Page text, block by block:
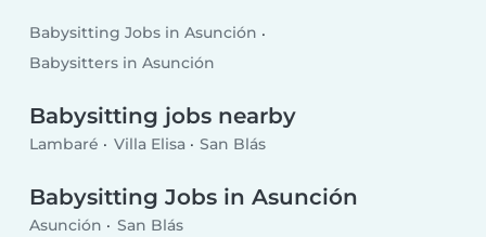
Babysitting Jobs in Asunción
Babysitters in Asunción
Babysitting jobs nearby
Lambaré Villa Elisa San Blás
Babysitting Jobs in Asunción
Asunción San Blás